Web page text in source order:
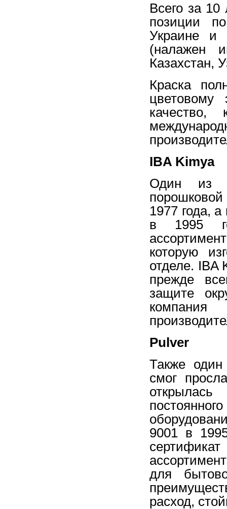
Всего за
позиции
Украине и
(налажен
Казахстан,
Краска
цветовому
качество,
IBA Kimya
Один из
1977 года,
в 1995
которую
отделе. IBA
прежде
защите
Pulver
Также один
смог
9001 в
для
расход,